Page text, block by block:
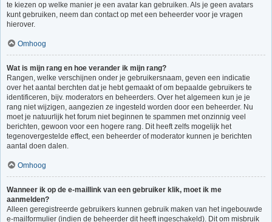
te kiezen op welke manier je een avatar kan gebruiken. Als je geen avatars
kunt gebruiken, neem dan contact op met een beheerder voor je vragen
hierover.
Omhoog
Wat is mijn rang en hoe verander ik mijn rang?
Rangen, welke verschijnen onder je gebruikersnaam, geven een indicatie
over het aantal berchten dat je hebt gemaakt of om bepaalde gebruikers te
identificeren, bijv. moderators en beheerders. Over het algemeen kun je je
rang niet wijzigen, aangezien ze ingesteld worden door een beheerder. Nu
moet je natuurlijk het forum niet beginnen te spammen met onzinnig veel
berichten, gewoon voor een hogere rang. Dit heeft zelfs mogelijk het
tegenovergestelde effect, een beheerder of moderator kunnen je berichten
aantal doen dalen.
Omhoog
Wanneer ik op de e-maillink van een gebruiker klik, moet ik me
aanmelden?
Alleen geregistreerde gebruikers kunnen gebruik maken van het ingebouwde
e-mailformulier (indien de beheerder dit heeft ingeschakeld). Dit om misbruik